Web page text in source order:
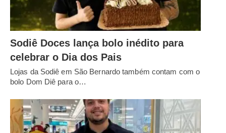
Sodiê Doces lança bolo inédito para
celebrar o Dia dos Pais
Lojas da Sodiê em São Bernardo também contam com o
bolo Dom Diê para o…